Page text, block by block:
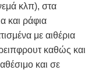
κλπ), στα
και ράφια
με αιθέρια
καθώς και
και σε